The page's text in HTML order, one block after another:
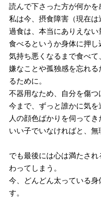
読んで下さった方が何かを
私は今、摂食障害（現在は
過食は、本当にありえない
食べるというか身体に押し
気持ち悪くなるまで食べて
嫌なことや孤独感を忘れる
るために。
不器用なため、自分を傷
今まで、ずっと誰かに気を
人の顔色ばかりを伺ってき
いい子でいなければと、無
でも最後には心は満たさ
わってしまう。
今、どんどん太っている
す。